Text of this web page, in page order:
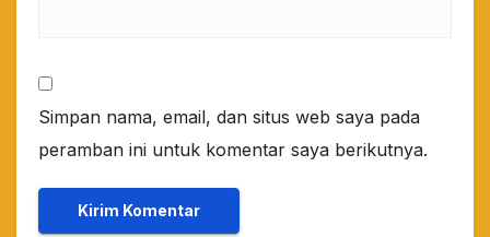
Simpan nama, email, dan situs web saya pada
peramban ini untuk komentar saya berikutnya.